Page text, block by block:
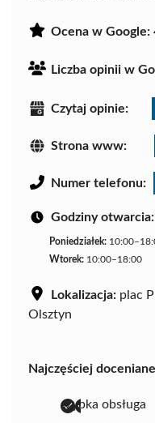
Ocena w Google:
Liczba opinii w
Czytaj opinie:
Strona www:
Numer telefonu:
Godziny otwarcia:
Poniedziałek:
Wtorek: 10:00–18:00
Lokalizacja: plac
Olsztyn
Najczęściej
szybka obsługa